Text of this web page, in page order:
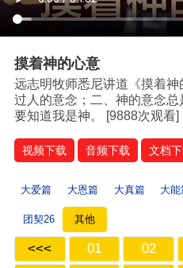
摸着神的心意
远志明牧师悉尼讲道《摸着
过人的意念；二、神的意念总
要知道我是神。 [9888次观看]
视频下载 音频下载 文档
大爱篇 大恩篇 大真篇 大能
团契26 其他
<<< 01 02